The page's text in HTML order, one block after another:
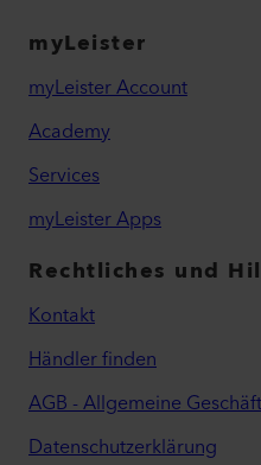
myLeister
myLeister Account
Academy
Services
myLeister Apps
Rechtliches und
Kontakt
Händler finden
AGB - Allgemeine
Datenschutzerklärung